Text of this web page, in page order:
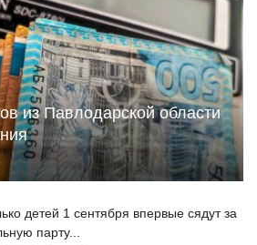
из Павлодарской области
детей 1 сентября впервые сядут за
парту...